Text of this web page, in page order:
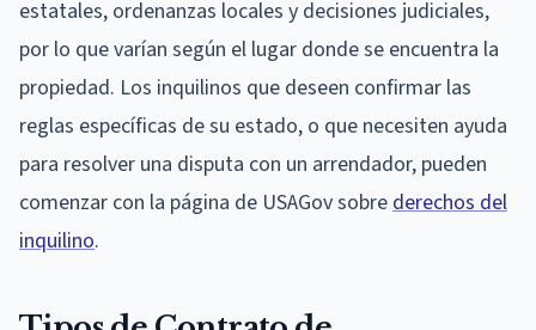
estatales, ordenanzas locales y decisiones judiciales,
por lo que varían según el lugar donde se encuentra la
propiedad. Los inquilinos que deseen confirmar las
reglas específicas de su estado, o que necesiten ayuda
para resolver una disputa con un arrendador, pueden
comenzar con la página de USAGov sobre derechos del
inquilino.